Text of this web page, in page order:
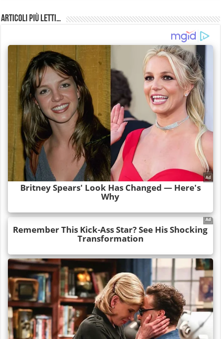
Articoli più Letti…